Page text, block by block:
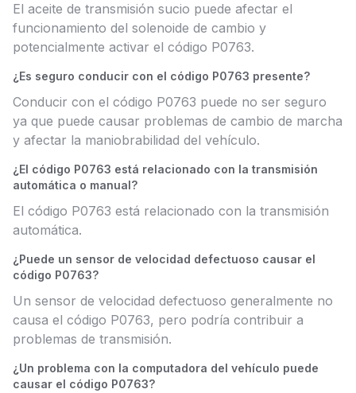
El aceite de transmisión sucio puede afectar el
funcionamiento del solenoide de cambio y
potencialmente activar el código P0763.
¿Es seguro conducir con el código P0763 presente?
Conducir con el código P0763 puede no ser seguro
ya que puede causar problemas de cambio de marcha
y afectar la maniobrabilidad del vehículo.
¿El código P0763 está relacionado con la transmisión
automática o manual?
El código P0763 está relacionado con la transmisión
automática.
¿Puede un sensor de velocidad defectuoso causar el
código P0763?
Un sensor de velocidad defectuoso generalmente no
causa el código P0763, pero podría contribuir a
problemas de transmisión.
¿Un problema con la computadora del vehículo puede
causar el código P0763?